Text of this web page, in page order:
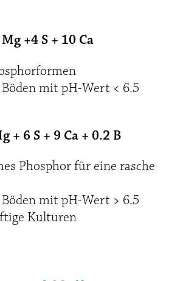
+4 S + 10 Ca
mit pH-Wert < 6.5
+ 6 S + 9 Ca + 0.2 B
Phosphor für eine rasche
mit pH-Wert > 6.5
Kulturen